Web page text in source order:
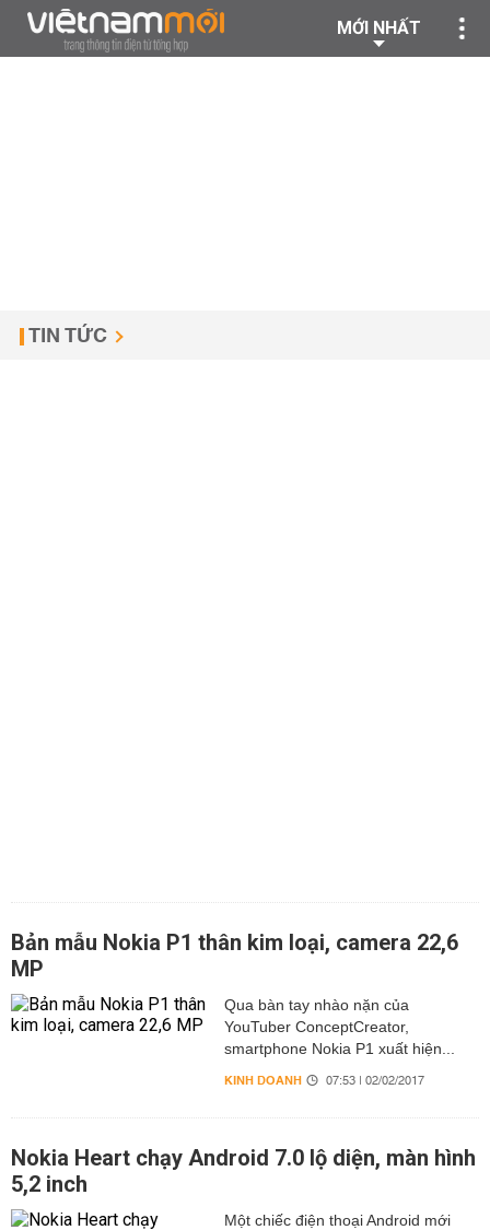
MỚI NHẤT
TIN TỨC
Bản mẫu Nokia P1 thân kim loại, camera 22,6
MP
Qua bàn tay nhào nặn của
YouTuber ConceptCreator,
smartphone Nokia P1 xuất hiện...
KINH DOANH 07:53 | 02/02/2017
Nokia Heart chạy Android 7.0 lộ diện, màn hình
5,2 inch
Một chiếc điện thoại Android mới